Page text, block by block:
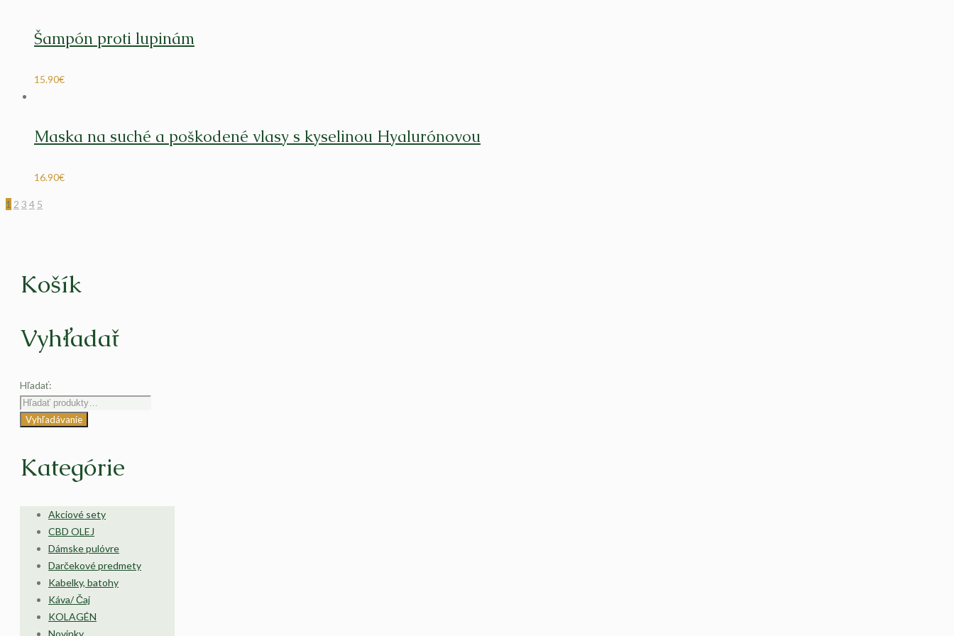
Šampón proti lupinám
15.90€
Maska na suché a poškodené vlasy s kyselinou Hyalurónovou
16.90€
1 2 3 4 5
Košík
Vyhľadať
Hľadať:
Vyhľadávanie
Kategórie
Akciové sety
CBD OLEJ
Dámske pulóvre
Darčekové predmety
Kabelky, batohy
Káva/ Čaj
KOLAGÉN